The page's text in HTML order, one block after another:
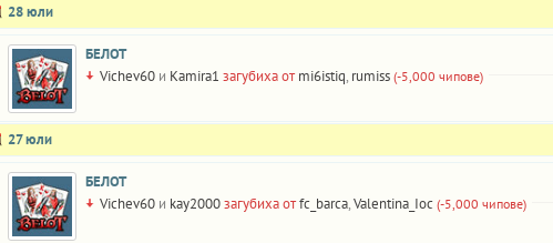
28 юли
БЕЛОТ
Vichev60 и Kamira1 загубиха от mi6istiq, rumiss (-5,000 чипове)
27 юли
БЕЛОТ
Vichev60 и kay2000загубиха отfc_barca,Valentina_Ioc (-5,000 чипове)